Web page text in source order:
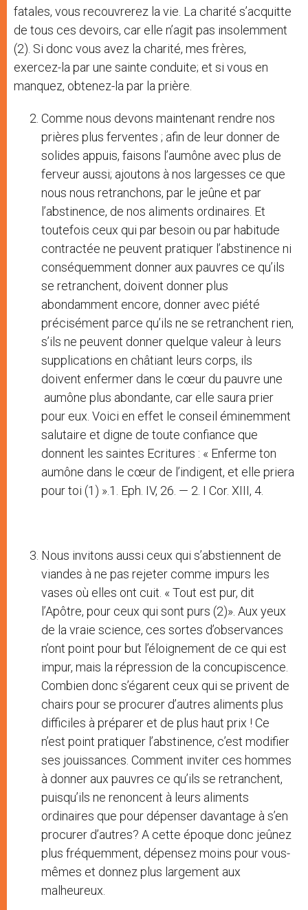
fatales, vous recouvrerez la vie. La charité s’acquitte
de tous ces devoirs, car elle n’agit pas insolemment
(2). Si donc vous avez la charité, mes frères,
exercez-la par une sainte conduite; et si vous en
manquez, obtenez-la par la prière.
Comme nous devons maintenant rendre nos
prières plus ferventes ; afin de leur donner de
solides appuis, faisons l’aumône avec plus de
ferveur aussi; ajoutons à nos largesses ce que
nous nous retranchons, par le jeûne et par
l’abstinence, de nos aliments ordinaires. Et
toutefois ceux qui par besoin ou par habitude
contractée ne peuvent pratiquer l’abstinence ni
conséquemment donner aux pauvres ce qu’ils
se retranchent, doivent donner plus
abondamment encore, donner avec piété
précisément parce qu’ils ne se retranchent rien,
s’ils ne peuvent donner quelque valeur à leurs
supplications en châtiant leurs corps, ils
doivent enfermer dans le cœur du pauvre une
aumône plus abondante, car elle saura prier
pour eux. Voici en effet le conseil éminemment
salutaire et digne de toute confiance que
donnent les saintes Ecritures : « Enferme ton
aumône dans le cœur de l’indigent, et elle priera
pour toi (1) ».1. Eph. IV, 26. — 2. I Cor. XIII, 4.
Nous invitons aussi ceux qui s’abstiennent de
viandes à ne pas rejeter comme impurs les
vases où elles ont cuit. « Tout est pur, dit
l’Apôtre, pour ceux qui sont purs (2)». Aux yeux
de la vraie science, ces sortes d’observances
n’ont point pour but l’éloignement de ce qui est
impur, mais la répression de la concupiscence.
Combien donc s’égarent ceux qui se privent de
chairs pour se procurer d’autres aliments plus
difficiles à préparer et de plus haut prix ! Ce
n’est point pratiquer l’abstinence, c’est modifier
ses jouissances. Comment inviter ces hommes
à donner aux pauvres ce qu’ils se retranchent,
puisqu’ils ne renoncent à leurs aliments
ordinaires que pour dépenser davantage à s’en
procurer d’autres? A cette époque donc jeûnez
plus fréquemment, dépensez moins pour vous-
mêmes et donnez plus largement aux
malheureux.